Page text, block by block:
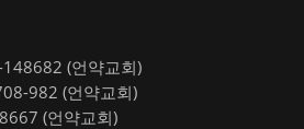
(언약교회)
982 (언약교회)
(언약교회)